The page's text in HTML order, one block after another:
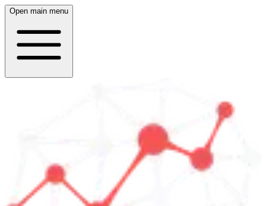
Open main menu